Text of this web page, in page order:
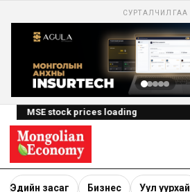
СУРТАЛЧИЛГАА
MSE stock prices loading
Эдийн засаг Бизнес Уул уурхай